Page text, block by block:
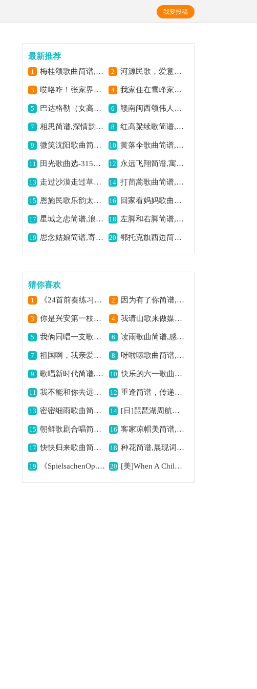
我要投稿
最新推荐
1 梅桂颂歌曲简谱,赞花高洁之意 2 河源民歌，爱意悠扬简谱
3 哎咯咋！张家界歌曲简谱,展现湘西之美 4 我家住在雪峰家歌曲简谱,展现家园之美好
5 巴达格勒（女高音、单簧管+钢琴）歌曲简谱,展现悠扬草原风情 6 赣南闽西颂伟人恩情
7 相思简谱,深情韵味悠长 8 红高粱续歌简谱,展现生死意境
9 微笑沈阳歌曲简谱,展现城市温暖 10 黄落伞歌曲简谱,清新曲风寄情思
11 田光歌曲选-315借来东风播春光歌曲简谱,借东风传递春之韵 12 永远飞翔简谱,寓意自由翱翔
13 走过沙漠走过草原歌曲简谱,展现草原沙漠风情 14 打茼蒿歌曲简谱,展现巢湖风情
15 恩施民歌乐韵太平,展现祥和之美 16 回家看妈妈歌曲简谱,传递亲情温暖
17 星城之恋简谱,浪漫情感之韵 18 左脚和右脚简谱,活泼动感之曲
19 思念姑娘简谱,寄托深情思念 20 鄂托克旗西边简谱,展现草原之美
猜你喜欢
1 《24首前奏练习曲·13》钢琴谱,展现多样音乐魅力 2 因为有了你简谱,唱出温暖深情
3 你是兴安第一枝简谱,展现兴安之美 4 我请山歌来做媒简谱,壮族民歌韵味足
5 我俩同唱一支歌简谱,共谱美好旋律 6 读雨歌曲简谱,感受雨的诗意
7 祖国啊，我亲爱的祖国（赵曦 词曲、正谱）歌曲简谱,表达爱国深情 8 呀啦嗦歌曲简谱,展现独特民族风
9 歌唱新时代简谱,展现时代新风貌 10 快乐的六一歌曲简谱,唱出童年欢乐
11 我不能和你去远方简谱,诉说离别愁绪 12 重逢简谱，传递相聚情
13 密密细雨歌曲简谱,展现细腻意境 14 [日]琵琶湖周航の歌简谱,感受别样日本风情
15 朝鲜歌剧合唱简谱,激昂奋进之歌 16 客家凉帽美简谱,展现客家风情
17 快快归来歌曲简谱,传递归乡期盼 18 种花简谱,展现词曲魅力
19 《SpielsachenOp.35（玩具·10）》钢琴谱,童趣音乐的呈现 20 [美]When A Child Is Born简谱,温馨传递降临之喜